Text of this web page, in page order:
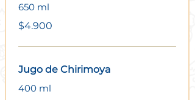
650 ml
$4.900
Jugo de Chirimoya
400 ml